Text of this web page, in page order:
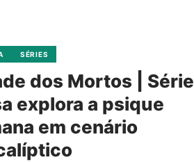
SÉRIES
dos Mortos | Série
explora a psique
em cenário